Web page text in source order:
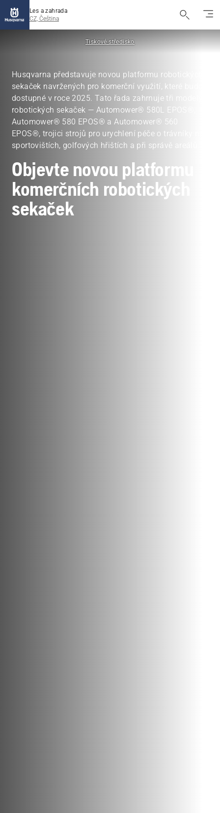
Les a zahrada
CZ, Čeština
Tiskové středisko
Husqvarna představuje novou platformu robotických
sekaček navržených pro komerční využití, které budou
dostupné v roce 2025. Tato řada zahrnuje tři modely
robotických sekaček — Automower® 580L EPOS®,
Automower® 580 EPOS® a Automower® 560
EPOS®, trojici strojů pro urychlení péče o trávníky na
sportovištích, golfových hřištích a při správě areálů.
Objevte novou platformu
komerčních robotických
sekaček